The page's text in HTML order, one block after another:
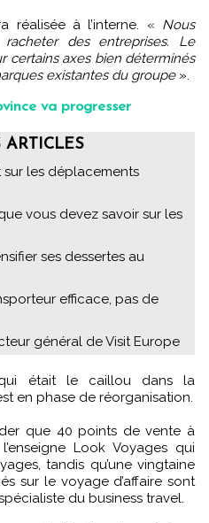
réalisée à l’interne. « Nous
racheter des entreprises. Le
certains axes bien déterminés
existantes du groupe ».
va progresser
ARTICLES
sur les déplacements
vous devez savoir sur les
ses dessertes au
efficace, pas de
général de Visit Europe
en phase de réorganisation.
que 40 points de vente à
Look Voyages qui
tandis qu’une vingtaine
sur le voyage d’affaire sont
du business travel.